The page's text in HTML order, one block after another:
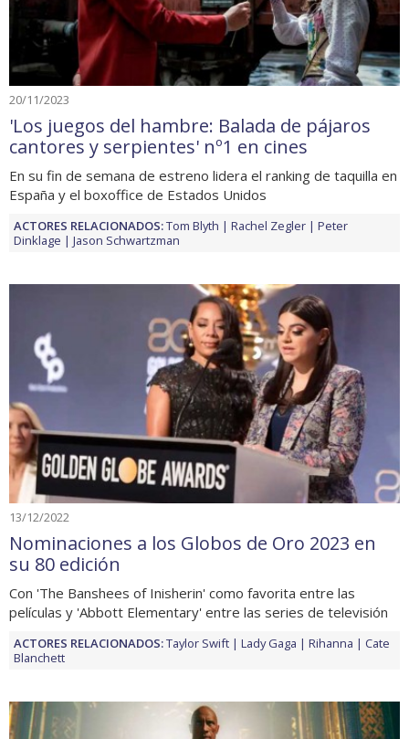
20/11/2023
'Los juegos del hambre: Balada de pájaros
cantores y serpientes' nº1 en cines
En su fin de semana de estreno lidera el ranking de taquilla en
España y el boxoffice de Estados Unidos
ACTORES RELACIONADOS:Tom Blyth Rachel Zegler
Peter
Dinklage
Jason Schwartzman
13/12/2022
Nominaciones a los Globos de Oro 2023 en
su 80 edición
Con 'The Banshees of Inisherin' como favorita entre las
películas y 'Abbott Elementary' entre las series de televisión
ACTORES RELACIONADOS:Taylor Swift Lady Gaga Rihanna
Cate
Blanchett